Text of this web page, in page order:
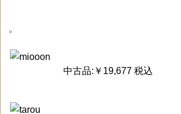
中古品:￥19,677 税込